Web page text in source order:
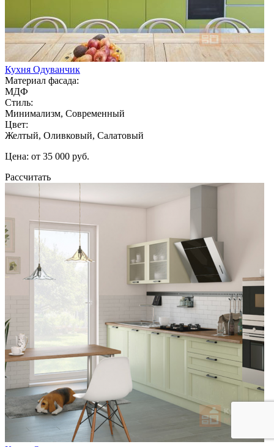
Кухня Одуванчик
Материал фасада:
МДФ
Стиль:
Минимализм, Современный
Цвет:
Желтый, Оливковый, Салатовый
Цена: от 35 000 руб.
Рассчитать